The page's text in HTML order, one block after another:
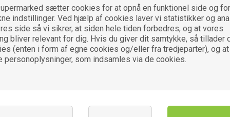
sætter cookies for at opnå en funktionel side og
indstillinger. Ved hjælp af cookies laver vi statistikker og
side så vi sikrer, at siden hele tiden forbedres, og at vores
bliver relevant for dig. Hvis du giver dit samtykke, så tillader
(enten i form af egne cookies og/eller fra tredjeparter), og
personoplysninger, som indsamles via de cookies.
heraf sukkerarter
Kostfibre
Protein
Salt
Varebetegnelse